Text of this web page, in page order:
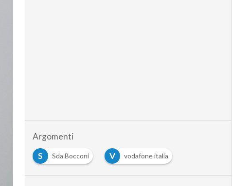
Argomenti
S
Sda Bocconi V vodafone italia